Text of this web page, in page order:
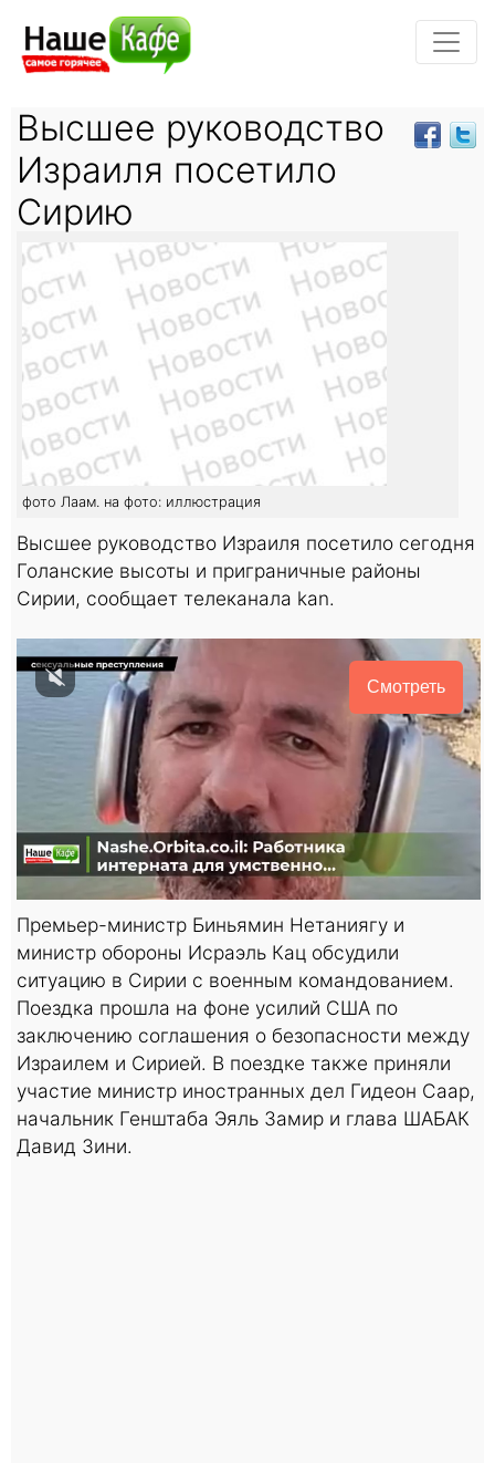
Высшее руководство
Израиля посетило
Сирию
фото Лаам. на фото: иллюстрация
Высшее руководство Израиля посетило сегодня
Голанские высоты и приграничные районы
Сирии, сообщает телеканала kan.
Смотреть
Премьер-министр Биньямин Нетаниягу и
министр обороны Исраэль Кац обсудили
ситуацию в Сирии с военным командованием.
Поездка прошла на фоне усилий США по
заключению соглашения о безопасности между
Израилем и Сирией. В поездке также приняли
участие министр иностранных дел Гидеон Саар,
начальник Генштаба Эяль Замир и глава ШАБАК
Давид Зини.